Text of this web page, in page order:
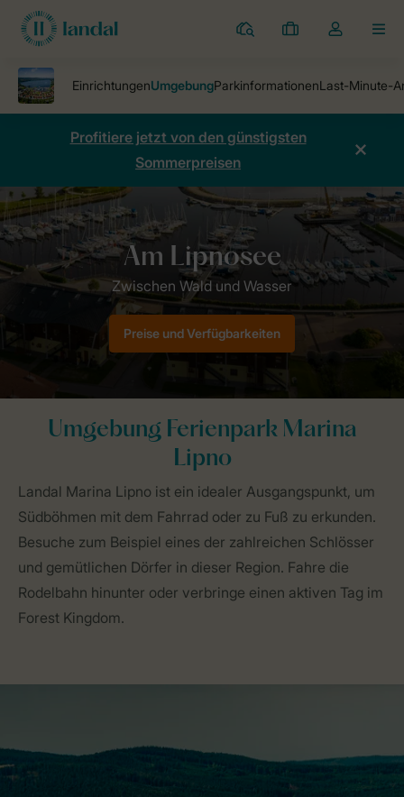
Ferienparks
Meine
Dropdown-
öffnen
Profitiere jetzt von den günstigsten
Sommerpreisen
Ferienparks Ferienpark Marina Lipno Umgebung
Preise und Verfügbarkeiten
Umgebung Ferienpark Marina
Lipno
Landal Marina Lipno ist ein idealer Ausgangspunkt, um
Südböhmen mit dem Fahrrad oder zu Fuß zu erkunden.
Besuche zum Beispiel eines der zahlreichen Schlösser
und gemütlichen Dörfer in dieser Region. Fahre die
Rodelbahn hinunter oder verbringe einen aktiven Tag im
Forest Kingdom.